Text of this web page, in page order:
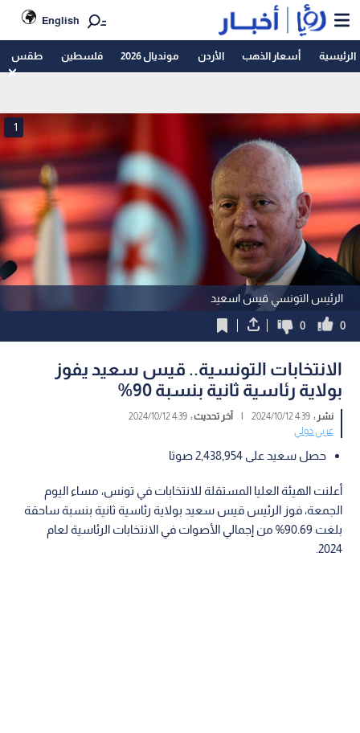
English
الرئيسية أسعار الذهب الأردن مونديال 2026 فلسطين طقس
الرئيس التونسي قيس اسعيد
1
0
0
الانتخابات التونسية.. قيس سعيد يفوز
بولاية رئاسية ثانية بنسبة 90%
نشر :4:39 2024/10/12
| آخر تحديث :4:39 2024/10/12
عربي دولي
حصل سعيد على 2,438,954 صوتا
أعلنت الهيئة العليا المستقلة للانتخابات في تونس، مساء اليوم
الجمعة، فوز الرئيس قيس سعيد بولاية رئاسية ثانية بنسبة ساحقة
بلغت 90.69% من إجمالي الأصوات في الانتخابات الرئاسية لعام
2024.